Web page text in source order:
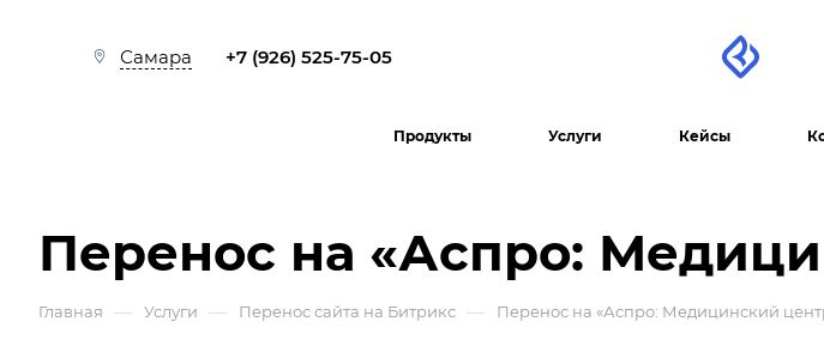
Самара +7 (926) 525-75-05
Продукты Услуги Кейсы
Перенос на «Аспро:
Главная — Услуги — Перенос сайта на Битрикс — Перенос на «Аспро: Медицинский